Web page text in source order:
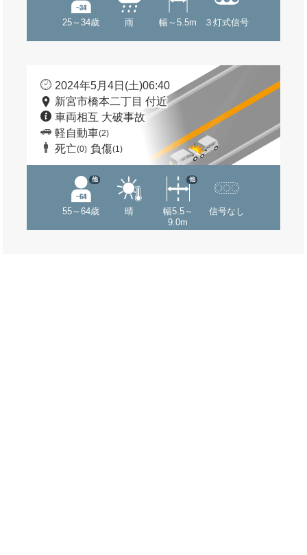
25～34歳 雨 幅～5.5m ３灯式信号
2024年5月4日(土)06:40
新宮市橋本二丁目 付近
車両相互 大破事故
軽自動車(2)
死亡(0) 負傷(1)
55～64歳
他
晴
幅5.5～
9.0m
他
信号なし